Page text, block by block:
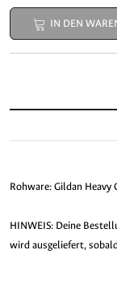
IN DEN
Rohware: Gildan Heavy
HINWEIS: Deine
wird ausgeliefert,